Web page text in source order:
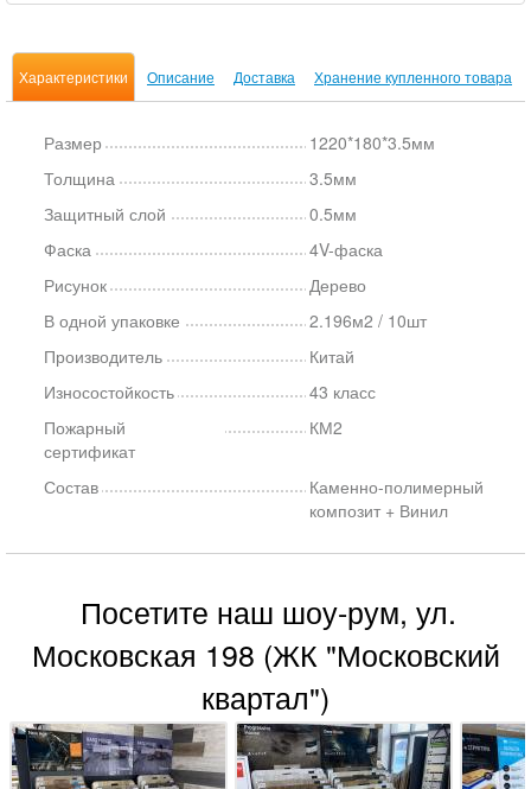
Характеристики Описание Доставка Хранение купленного товара
Размер
1220*180*3.5мм
Толщина
3.5мм
Защитный слой
0.5мм
Фаска
4V-фаска
Рисунок
Дерево
В одной упаковке
2.196м2 / 10шт
Производитель
Китай
Износостойкость
43 класс
Пожарный
сертификат
КМ2
Состав
Каменно-полимерный
композит + Винил
Посетите наш шоу-рум, ул.
Московская 198 (ЖК "Московский
квартал")